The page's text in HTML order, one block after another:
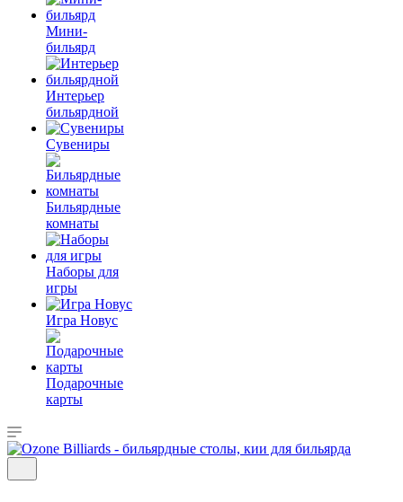
Мини-
бильярд
Интерьер
бильярдной
Сувениры
Бильярдные
комнаты
Наборы для
игры
Игра Новус
Подарочные
карты